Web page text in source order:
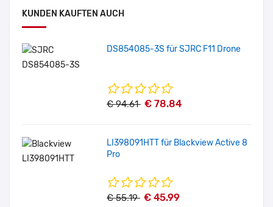
KUNDEN KAUFTEN AUCH
DS854085-3S für SJRC F11 Drone
€ 94.61 € 78.84
LI398091HTT für Blackview Active 8
Pro
€ 55.19 € 45.99